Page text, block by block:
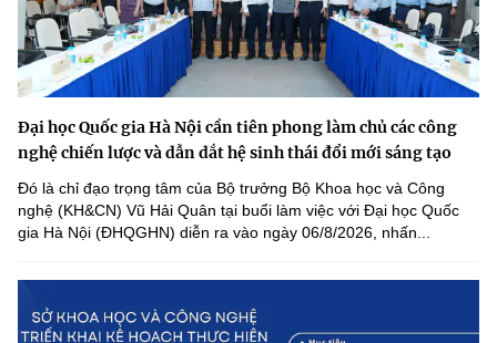
Đại học Quốc gia Hà Nội cần tiên phong làm chủ các công
nghệ chiến lược và dẫn dắt hệ sinh thái đổi mới sáng tạo
Đó là chỉ đạo trọng tâm của Bộ trưởng Bộ Khoa học và Công
nghệ (KH&CN) Vũ Hải Quân tại buổi làm việc với Đại học Quốc
gia Hà Nội (ĐHQGHN) diễn ra vào ngày 06/8/2026, nhấn...